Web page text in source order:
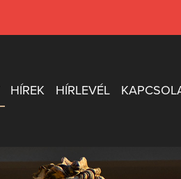
HÍREK HÍRLEVÉL